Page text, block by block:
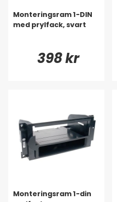
Monteringsram 1-DIN
med prylfack, svart
398 kr
Monteringsram 1-din